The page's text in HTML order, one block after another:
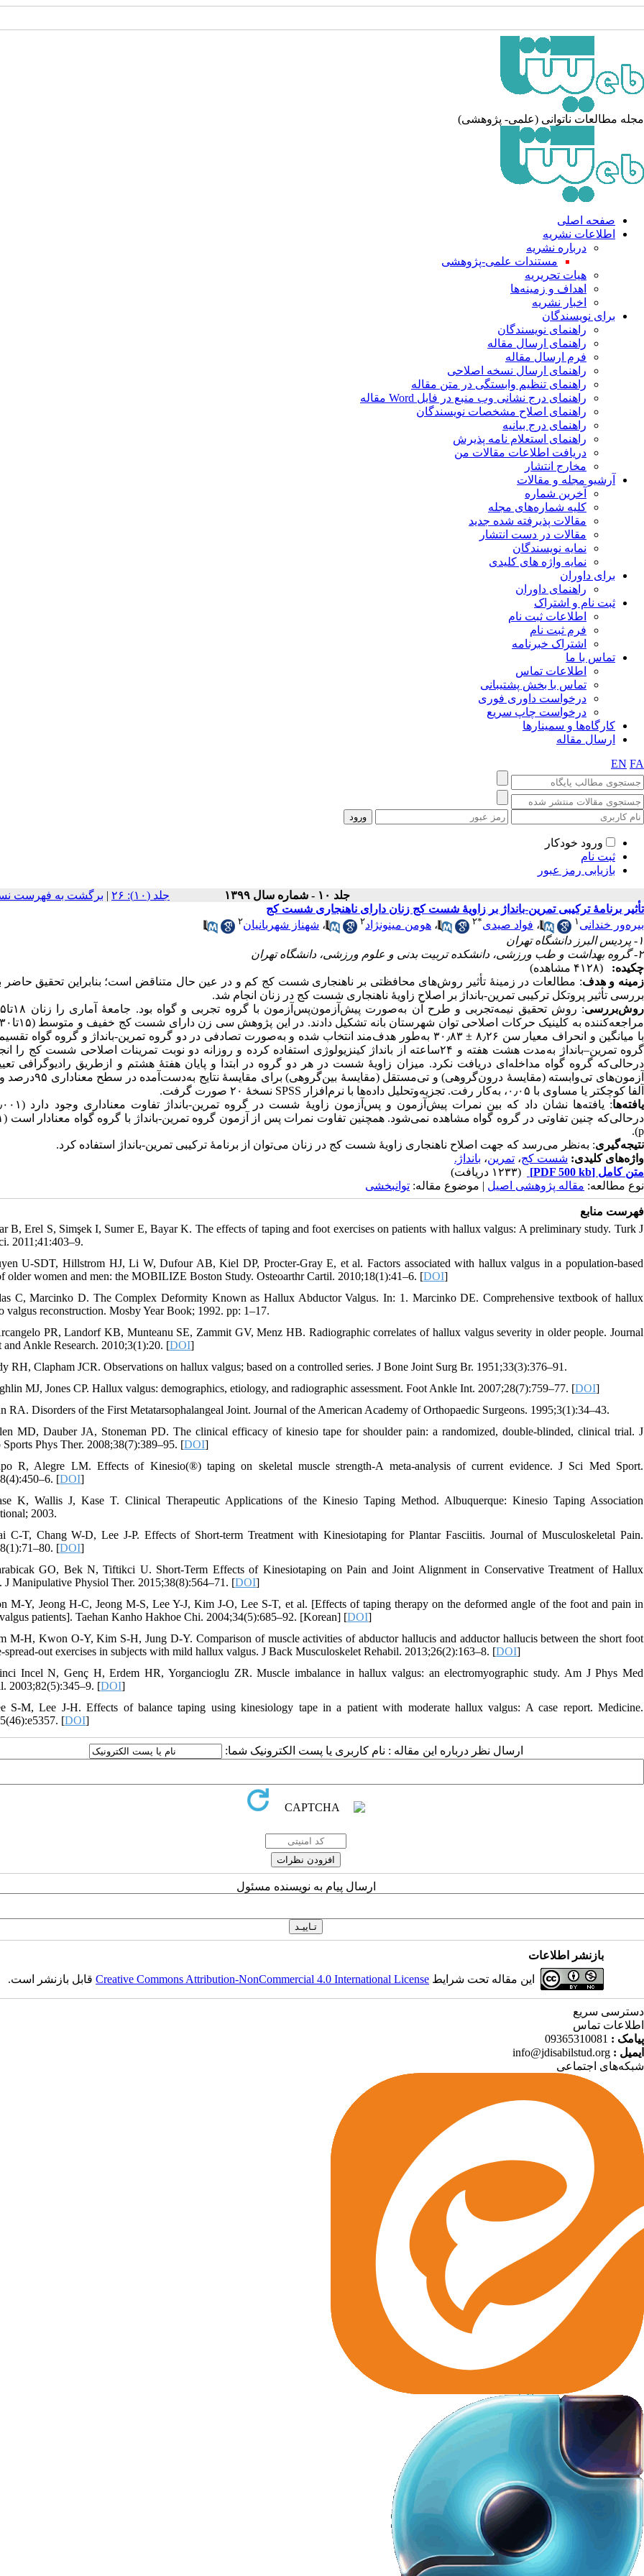
مجله مطالعات ناتوانی (علمی- پژوهشی)
صفحه اصلی
اطلاعات نشریه
درباره نشریه
مستندات علمی-پژوهشی
هیات تحریریه
اهداف و زمینه‌ها
اخبار نشریه
برای نویسندگان
راهنمای نویسندگان
راهنمای ارسال مقاله
فرم ارسال مقاله
راهنمای ارسال نسخه اصلاحی
راهنمای تنظیم وابستگی در متن مقاله
راهنمای درج نشانی وب منبع در فایل Word مقاله
راهنمای اصلاح مشخصات نویسندگان
راهنمای درج بیانیه
راهنمای استعلام نامه پذیرش
دریافت اطلاعات مقالات من
مخارج انتشار
آرشیو مجله و مقالات
آخرین شماره
کلیه شماره‌های مجله
مقالات پذیرفته شده جدید
مقالات در دست انتشار
نمایه نویسندگان
نمایه واژه های کلیدی
برای داوران
راهنمای داوران
ثبت نام و اشتراک
اطلاعات ثبت نام
فرم ثبت نام
اشتراک خبرنامه
تماس با ما
اطلاعات تماس
تماس با بخش پشتیبانی
درخواست داوری فوری
درخواست چاپ سریع
کارگاه‌ها و سمینارها
ارسال مقاله
EN FA
ورود خودکار
ثبت نام
بازیابی رمز عبور
جلد ۱۰ - شماره سال ۱۳۹۹ ‫جلد (۱۰): ۲۶ | برگشت به فهرست
تأثیر برنامهٔ ترکیبی تمرین-بانداژ بر زاویهٔ شست کج زنان دارای ناهنجاری شست کج
بیره‌ور خندانی ۱ ، فواد صیدی*۲ ، هومن مینونژاد۲ ، شهناز شهربانیان۲
۱- پردیس البرز دانشگاه تهران
۲- گروه بهداشت و طب ورزشی، دانشکده تربیت بدنی و علوم ورزشی، دانشگاه تهران
چکیده:
(۴۱۲۸ مشاهده)
زمینه و هدف: مطالعات در زمینهٔ تأثیر روش‌های محافظتی بر ناهنجاری شست کج کم و در عین حال متناقض است؛ بنابراین تحقیق حاضر
بررسی تأثیر پروتکل ترکیبی تمرین-بانداژ بر اصلاح زاویهٔ ناهنجاری شست کج در زنان انجام شد.
روش‌بررسی
با میانگین و انحراف معیار سن ۸٫۲۶ ± ۳۰٫۸۳ به‌طور هدف‌مند انتخاب شده و به‌صورت تصادفی در دو گروه تمرین-بانداژ و گروه گواه
گروه تمرین–بانداژ به‌مدت هشت هفته و ۲۴ساعته از بانداژ کینزیولوژی استفاده کرده و روزانه دو نوبت تمرینات اصلاحی شست کج را
درحالی‌که گروه گواه مداخله‌ای دریافت نکرد. میزان زاویهٔ شست در هر دو گروه در ابتدا و پایان هفتهٔ هشتم و ازطریق رادیوگرافی
آزمون‌های تی‌وابسته (مقایسهٔ درون‌گروهی) و تی‌مستقل (مقایسهٔ
آلفا کوچکتر یا مساوی با ۰٫۰۵، به‌کار رفت. تجزیه‌وتحلیل داده‌ها با نرم‌افزار SPSS نسخهٔ ۲۰ صورت گرفت.
یافته‌ها
p).
نتیجه‌گیری: به‌نظر می‌رسد که جهت اصلاح ناهنجاری زاویهٔ شست کج در زنان می‌توان از برنامهٔ ترکیبی تمرین-بانداژ استفاده کرد.
واژه‌های کلیدی: شست کج، تمرین، بانداژ.
متن کامل [PDF 500 kb]
(۱۲۳۳ دریافت)
نوع مطالعه: مقاله پژوهشی اصیل | موضوع مقاله: توانبخشی
فهرست منابع
B, Erel S, Simşek I, Sumer E, Bayar K. The effects of taping and foot exercises on patients with hallux valgus: A preliminary study. Turk J
2011;41:403–9.
U-SDT, Hillstrom HJ, Li W, Dufour AB, Kiel DP, Procter-Gray E, et al. Factors associated with hallux valgus in a population-based
older women and men: the MOBILIZE Boston Study. Osteoarthr Cartil. 2010;18(1):41–6. [DOI]
C, Marcinko D. The Complex Deformity Known as Hallux Abductor Valgus. In: 1. Marcinko DE. Comprehensive textbook of hallux
valgus reconstruction. Mosby Year Book; 1992. pp: 1–17.
PR, Landorf KB, Munteanu SE, Zammit GV, Menz HB. Radiographic correlates of hallux valgus severity in older people. Journal
and Ankle Research. 2010;3(1):20. [DOI]
RH, Clapham JCR. Observations on hallux valgus; based on a controlled series. J Bone Joint Surg Br. 1951;33(3):376–91.
MJ, Jones CP. Hallux valgus: demographics, etiology, and radiographic assessment. Foot Ankle Int. 2007;28(7):759–77. [DOI]
RA. Disorders of the First Metatarsophalangeal Joint. Journal of the American Academy of Orthopaedic Surgeons. 1995;3(1):34–43.
MD, Dauber JA, Stoneman PD. The clinical efficacy of kinesio tape for shoulder pain: a randomized, double-blinded, clinical trial. J
Sports Phys Ther. 2008;38(7):389–95. [DOI]
R, Alegre LM. Effects of Kinesio(®) taping on skeletal muscle strength-A meta-analysis of current evidence. J Sci Med Sport.
[DOI]
K, Wallis J, Kase T. Clinical Therapeutic Applications of the Kinesio Taping Method. Albuquerque: Kinesio Taping Association
2003.
C-T, Chang W-D, Lee J-P. Effects of Short-term Treatment with Kinesiotaping for Plantar Fasciitis. Journal of Musculoskeletal Pain.
[DOI]
GO, Bek N, Tiftikci U. Short-Term Effects of Kinesiotaping on Pain and Joint Alignment in Conservative Treatment of Hallux
J Manipulative Physiol Ther. 2015;38(8):564–71. [DOI]
M-Y, Jeong H-C, Jeong M-S, Lee Y-J, Kim J-O, Lee S-T, et al. [Effects of taping therapy on the deformed angle of the foot and pain in
patients]. Taehan Kanho Hakhoe Chi. 2004;34(5):685–92. [Korean] [DOI]
M-H, Kwon O-Y, Kim S-H, Jung D-Y. Comparison of muscle activities of abductor hallucis and adductor hallucis between the short foot
spread-out exercises in subjects with mild hallux valgus. J Back Musculoskelet Rehabil. 2013;26(2):163–8. [DOI]
Incel N, Genç H, Erdem HR, Yorgancioglu ZR. Muscle imbalance in hallux valgus: an electromyographic study. Am J Phys Med
2003;82(5):345–9. [DOI]
S-M, Lee J-H. Effects of balance taping using kinesiology tape in a patient with moderate hallux valgus: A case report. Medicine.
[DOI]
ارسال نظر درباره این مقاله : نام کاربری یا پست الکترونیک شما:
ارسال پیام به نویسنده مسئول
بازنشر اطلاعات
این مقاله تحت شرایط Creative Commons Attribution-NonCommercial 4.0 International Licenseقابل بازنشر است.
دسترسی سریع
اطلاعات تماس
پیامک : 09365310081
ایمیل : info@jdisabilstud.org
شبکه‌های اجتماعی